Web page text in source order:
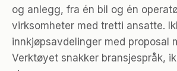
og anlegg, fra én bil og én
virksomheter med tretti ansatte.
innkjøpsavdelinger med proposal
Verktøyet snakker bransjespråk,